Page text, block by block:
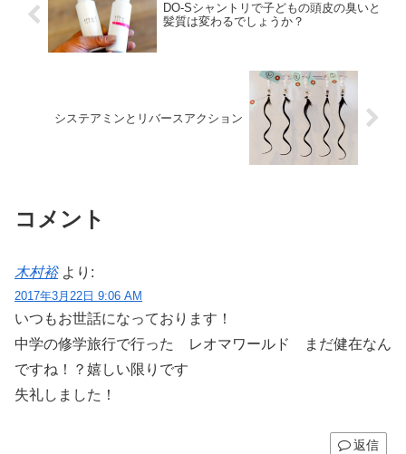
DO-Sシャントリで子どもの頭皮の臭いと
髪質は変わるでしょうか？
システアミンとリバースアクション
コメント
木村裕 より:
2017年3月22日 9:06 AM
いつもお世話になっております！
中学の修学旅行で行った レオマワールド まだ健在なん
ですね！？嬉しい限りです
失礼しました！
返信